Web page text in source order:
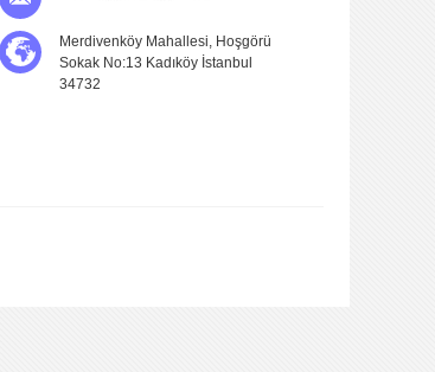
Merdivenköy Mahallesi, Hoşgörü
Sokak No:13 Kadıköy İstanbul
34732